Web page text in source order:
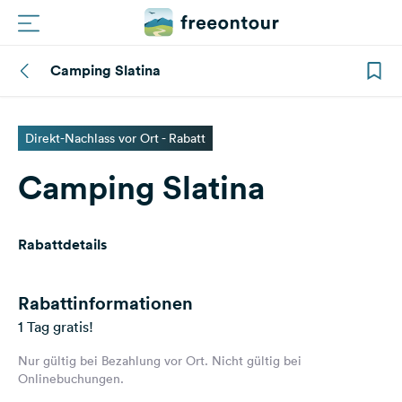
Routen
Plätze
Einloggen
Newsletter
Camping Slatina
Direkt-Nachlass vor Ort - Rabatt
Camping Slatina
Rabattdetails
Rabattinformationen
1 Tag gratis!
Nur gültig bei Bezahlung vor Ort. Nicht gültig bei
Onlinebuchungen.